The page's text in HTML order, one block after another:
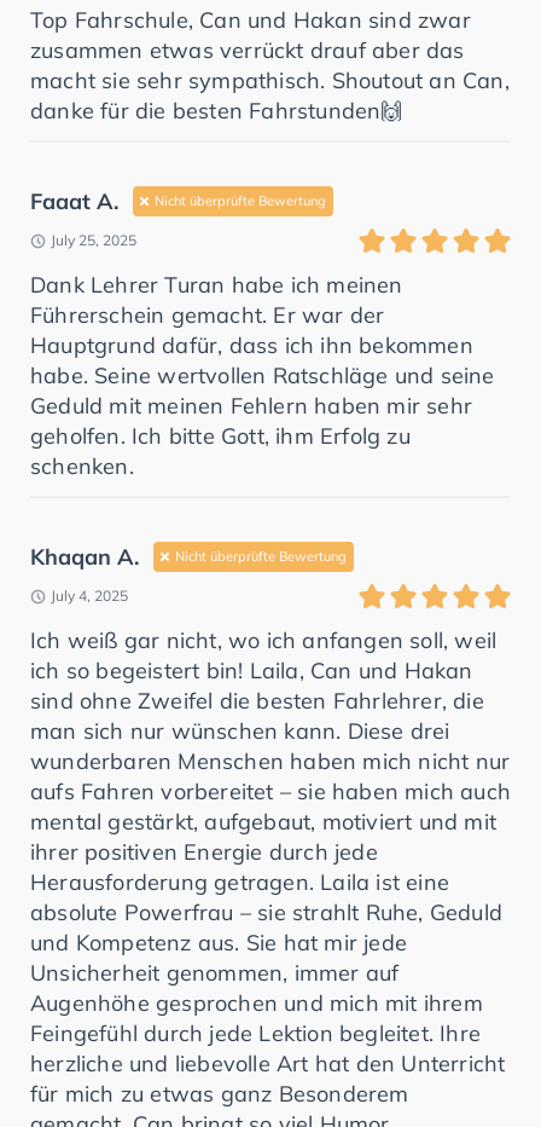
Top Fahrschule, Can und Hakan sind zwar
zusammen etwas verrückt drauf aber das
macht sie sehr sympathisch. Shoutout an Can,
danke für die besten Fahrstunden🙌
Faaat A. Nicht überprüfte Bewertung
July 25, 2025
Dank Lehrer Turan habe ich meinen
Führerschein gemacht. Er war der
Hauptgrund dafür, dass ich ihn bekommen
habe. Seine wertvollen Ratschläge und seine
Geduld mit meinen Fehlern haben mir sehr
geholfen. Ich bitte Gott, ihm Erfolg zu
schenken.
Khaqan A. Nicht überprüfte Bewertung
July 4, 2025
Ich weiß gar nicht, wo ich anfangen soll, weil
ich so begeistert bin! Laila, Can und Hakan
sind ohne Zweifel die besten Fahrlehrer, die
man sich nur wünschen kann. Diese drei
wunderbaren Menschen haben mich nicht nur
aufs Fahren vorbereitet – sie haben mich auch
mental gestärkt, aufgebaut, motiviert und mit
ihrer positiven Energie durch jede
Herausforderung getragen. Laila ist eine
absolute Powerfrau – sie strahlt Ruhe, Geduld
und Kompetenz aus. Sie hat mir jede
Unsicherheit genommen, immer auf
Augenhöhe gesprochen und mich mit ihrem
Feingefühl durch jede Lektion begleitet. Ihre
herzliche und liebevolle Art hat den Unterricht
für mich zu etwas ganz Besonderem